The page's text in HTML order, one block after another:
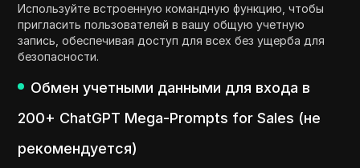
Используйте встроенную командную функцию, чтобы
пригласить пользователей в вашу общую учетную
запись, обеспечивая доступ для всех без ущерба для
безопасности.
Обмен учетными данными для входа в
200+ ChatGPT Mega-Prompts for Sales (не
рекомендуется)